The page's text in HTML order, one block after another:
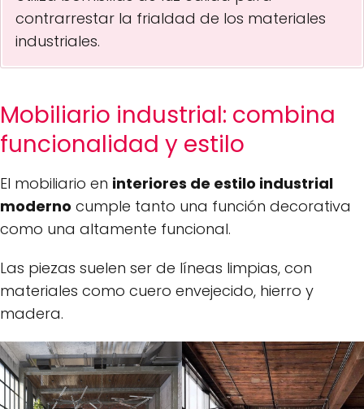
contrarrestar la frialdad de los materiales
industriales.
Mobiliario industrial: combina
funcionalidad y estilo
El mobiliario en interiores de estilo industrial
moderno cumple tanto una función decorativa
como una altamente funcional.
Las piezas suelen ser de líneas limpias, con
materiales como cuero envejecido, hierro y
madera.